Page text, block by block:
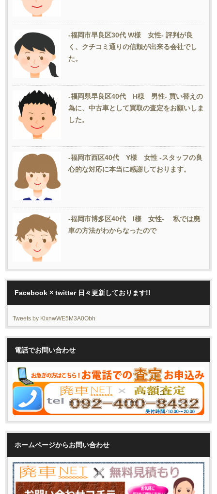
-福岡市早良区30代 W様 女性- 評判が良
く、クチコミ通りの信頼が出来る会社でし
た。
-福岡県早良区40代 H様 男性- 買い替えの
為に、中古車として買取の査定をお願いしま
した。
-福岡市西区40代 Y様 女性 -スタッフの良
心的な対応に本当に感謝しております。
-福岡市博多区40代 I様 女性- 私では廃
車の方法がわからなったので
Facebook × twitter 日々更新しております!!
Tweets by KlxnwWE5M3A0Obh
電話でお問い合わせ
ホームページからお問い合わせ